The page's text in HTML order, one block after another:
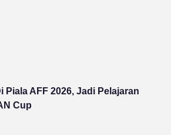
Piala AFF 2026, Jadi Pelajaran
Cup